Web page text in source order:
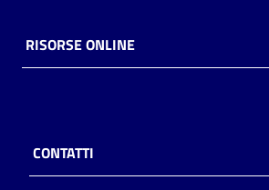
Decentrate
RISORSE ONLINE
CONTATTI